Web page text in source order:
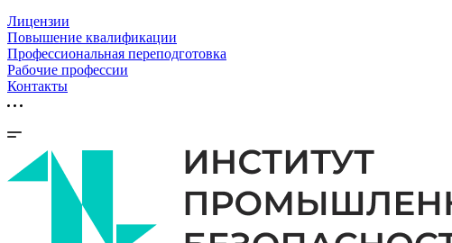
Лицензии
Повышение квалификации
Профессиональная переподготовка
Рабочие профессии
Контакты